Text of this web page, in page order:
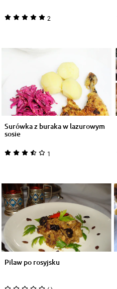
2
Surówka z buraka w lazurowym
sosie
1
Pilaw po rosyjsku